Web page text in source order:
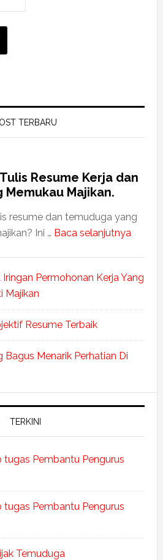
TERBARU
Resume Kerja dan
Memukau Majikan.
resume dan temuduga yang
Ini … Baca selanjutnya
Permohonan Kerja Yang
Majikan
Resume Terbaik
Bagus Menarik Perhatian Di
TERKINI
tugas Pembantu Pengurus
tugas Pembantu Pengurus
Temuduga